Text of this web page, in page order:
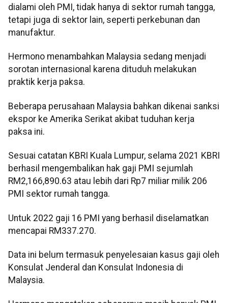
dialami oleh PMI, tidak hanya di sektor rumah tangga,
tetapi juga di sektor lain, seperti perkebunan dan
manufaktur.
Hermono menambahkan Malaysia sedang menjadi
sorotan internasional karena dituduh melakukan
praktik kerja paksa.
Beberapa perusahaan Malaysia bahkan dikenai sanksi
ekspor ke Amerika Serikat akibat tuduhan kerja
paksa ini.
Sesuai catatan KBRI Kuala Lumpur, selama 2021 KBRI
berhasil mengembalikan hak gaji PMI sejumlah
RM2,166,890.63 atau lebih dari Rp7 miliar milik 206
PMI sektor rumah tangga.
Untuk 2022 gaji 16 PMI yang berhasil diselamatkan
mencapai RM337.270.
Data ini belum termasuk penyelesaian kasus gaji oleh
Konsulat Jenderal dan Konsulat Indonesia di
Malaysia.